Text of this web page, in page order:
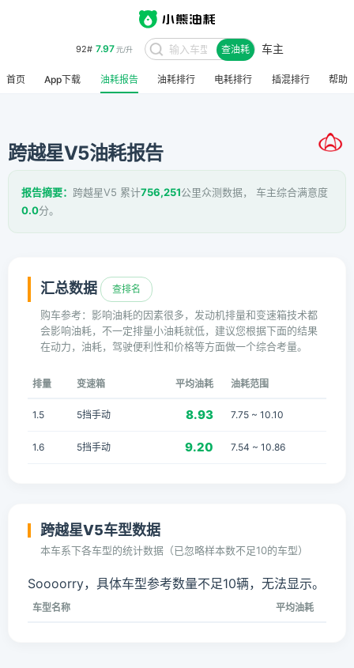
92# 7.97元/升 查油耗 车主
首页 App下载 油耗报告 油耗排行 电耗排行 插混排行 帮助
跨越星V5油耗报告
报告摘要： 跨越星V5 累计756,251公里众测数据， 车主综合满意度
0.0分。
汇总数据 查排名
购车参考：影响油耗的因素很多，发动机排量和变速箱技术都
会影响油耗，不一定排量小油耗就低，建议您根据下面的结果
在动力，油耗，驾驶便利性和价格等方面做一个综合考量。
排量 变速箱 平均油耗 油耗范围
1.5 5挡手动 8.93 7.75 ~ 10.10
1.6 5挡手动 9.20 7.54 ~ 10.86
跨越星V5车型数据
本车系下各车型的统计数据（已忽略样本数不足10的车型）
Soooorry，具体车型参考数量不足10辆，无法显示。
车型名称 平均油耗